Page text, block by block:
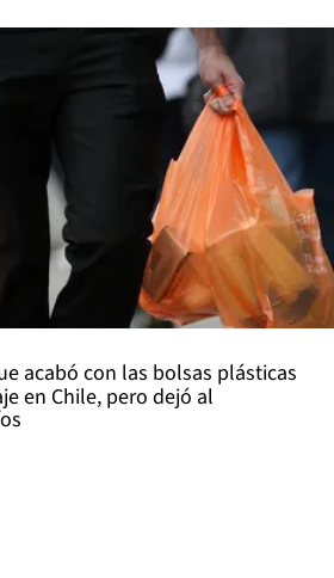
acabó con las bolsas plásticas
en Chile, pero dejó al